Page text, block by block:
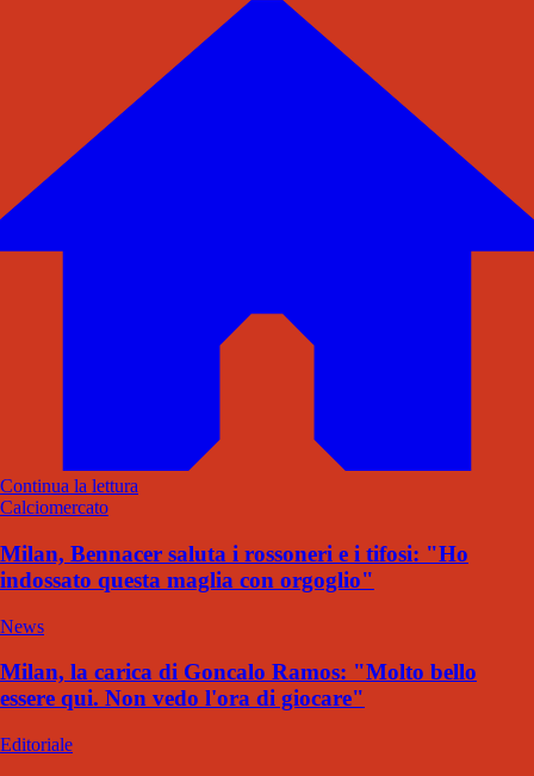
Continua la lettura
Calciomercato
Milan, Bennacer saluta i rossoneri e i tifosi: "Ho
indossato questa maglia con orgoglio"
News
Milan, la carica di Goncalo Ramos: "Molto bello
essere qui. Non vedo l'ora di giocare"
Editoriale